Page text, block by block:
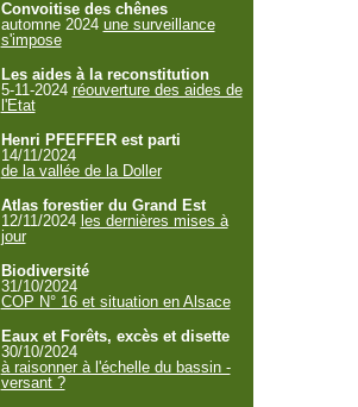
Convoitise des chênes
automne 2024 une surveillance
s'impose
Les aides à la reconstitution
5-11-2024 réouverture des aides de
l'Etat
Henri PFEFFER est parti
14/11/2024
de la vallée de la Doller
Atlas forestier du Grand Est
12/11/2024 les dernières mises à
jour
Biodiversité
31/10/2024
COP N° 16 et situation en Alsace
Eaux et Forêts, excès et disette
30/10/2024
à raisonner à l'échelle du bassin -
versant ?